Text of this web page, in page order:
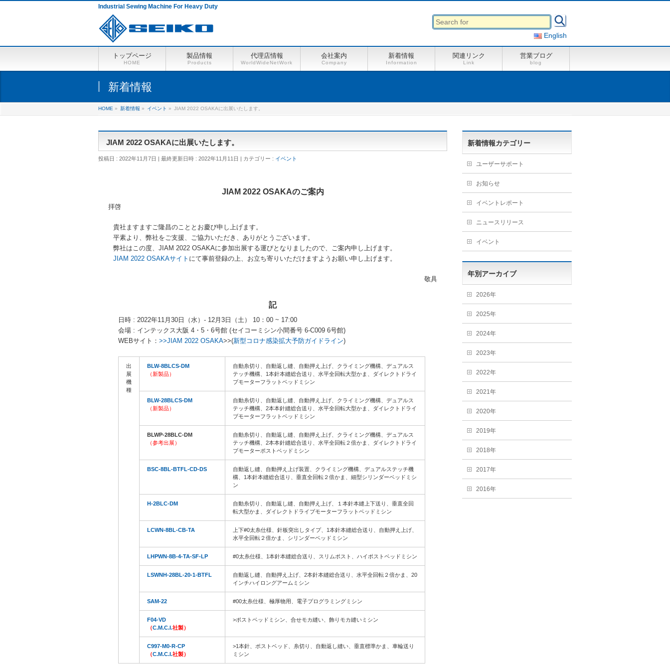
Industrial Sewing Machine For Heavy Duty
English
トップページ
HOME
製品情報
Products
代理店情報
WorldWideNetWork
会社案内
Company
新着情報
Information
関連リンク
Link
営業ブログ
blog
新着情報
HOME » 新着情報 » イベント » JIAM 2022 OSAKAに出展いたします。
JIAM 2022 OSAKAに出展いたします。
投稿日 : 2022年11月7日 最終更新日時 : 2022年11月11日 カテゴリー : イベント
JIAM 2022 OSAKAのご案内
拝啓
貴社ますますご隆昌のこととお慶び申し上げます。
平素より、弊社をご支援、ご協力いただき、ありがとうございます。
弊社はこの度、JIAM 2022 OSAKAに参加出展する運びとなりましたので、ご案内申し上げます。
JIAM 2022 OSAKAサイト にて事前登録の上、お立ち寄りいただけますようお願い申し上げます。
敬具
記
日時 : 2022年11月30日（水）- 12月3日（土） 10：00 ~ 17:00
会場 : インテックス大阪 4・5・6号館 (セイコーミシン小間番号 6-C009 6号館)
WEBサイト： >>JIAM 2022 OSAKA>>(新型コロナ感染拡大予防ガイドライン)
出
展
機
種
BLW-8BLCS-DM
（新製品）
自動糸切り、自動返し縫、自動押え上げ、クライミング機構、デュアルス
テッチ機構、1本針本縫総合送り、水平全回転大型かま、ダイレクトドライ
ブモーターフラットベッドミシン
BLW-28BLCS-DM
（新製品）
自動糸切り、自動返し縫、自動押え上げ、クライミング機構、デュアルス
テッチ機構、2本本針縫総合送り、水平全回転大型かま、ダイレクトドライ
ブモーターフラットベッドミシン
BLWP-28BLC-DM
（参考出展）
自動糸切り、自動返し縫、自動押え上げ、クライミング機構、デュアルス
テッチ機構、2本本針縫総合送り、水平全回転２倍かま、ダイレクトドライ
ブモーターポストベッドミシン
BSC-8BL-BTFL-CD-DS
自動返し縫、自動押え上げ装置、クライミング機構、デュアルステッチ機
構、1本針本縫総合送り、垂直全回転２倍かま、細型シリンダーベッドミシ
ン
H-2BLC-DM
自動糸切り、自動返し縫、自動押え上げ、１本針本縫上下送り、垂直全回
転大型かま、ダイレクトドライブモーターフラットベッドミシン
LCWN-8BL-CB-TA
上下#0太糸仕様、針板突出しタイプ、1本針本縫総合送り、自動押え上げ、
水平全回転２倍かま、シリンダーベッドミシン
LHPWN-8B-4-TA-SF-LP #0太糸仕様、1本針本縫総合送り、スリムポスト、ハイポストベッドミシン
LSWNH-28BL-20-1-BTFL
自動返し縫、自動押え上げ、2本針本縫総合送り、水平全回転２倍かま、20
インチハイロングアームミシン
SAM-22 #00太糸仕様、極厚物用、電子プログラミングミシン
F04-VD
（C.M.C.I.社製）
>ポストベッドミシン、合せモカ縫い、飾りモカ縫いミシン
C997-M0-R-CP
（C.M.C.I.社製）
>1本針、ポストベッド、糸切り、自動返し縫い、垂直標準かま、車輪送り
ミシン
新着情報カテゴリー
ユーザーサポート
お知らせ
イベントレポート
ニュースリリース
イベント
年別アーカイブ
2026年
2025年
2024年
2023年
2022年
2021年
2020年
2019年
2018年
2017年
2016年